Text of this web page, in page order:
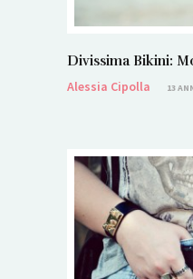
Divissima Bikini:
Alessia Cipolla
13